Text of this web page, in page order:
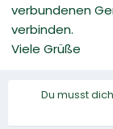
verbundenen
verbinden.
Viele Grüße
Du musst